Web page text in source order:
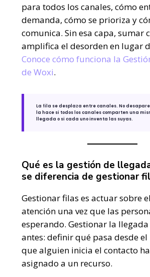
para todos los canales, cómo
demanda, cómo se prioriza y
comunica. Sin esa capa, sumar
amplifica el desorden en lugar
Conoce cómo funciona la
de Woxi.
La fila se desplaza entre canales. No
la hace si todos los canales comparten una
llegada o si cada uno inventa las suyas.
Qué es la gestión de
se diferencia de gestionar
Gestionar filas es actuar sobre
atención una vez que las
esperando. Gestionar la
antes: definir qué pasa desde
que alguien inicia el contacto
asignado a un recurso.